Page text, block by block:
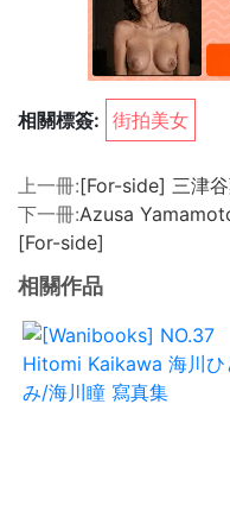
相關標簽: 街拍美女
上一冊:[For-side] 三津
下一冊:Azusa
[For-side]
相關作品